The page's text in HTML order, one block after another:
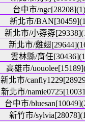
台中市/ngc[28208](1)
新北市/
新北市/小孬孬
新北市/雞翅
雲林縣/育任
高雄市/
新北市/
新北市/
台中市/
新竹市/